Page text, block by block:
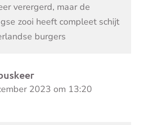
verergerd, maar de
zooi heeft compleet schijt
burgers
2023 om 13:20